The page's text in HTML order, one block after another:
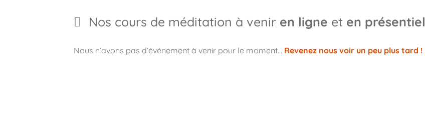
Nos cours de méditation à venir en ligne et en présentiel
Nous n’avons pas d’événement à venir pour le moment… Revenez nous voir un peu plus tard !